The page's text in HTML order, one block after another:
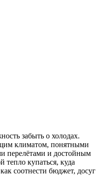
забыть о холодах.
климатом, понятными
перелётами и достойным
тепло купаться, куда
соотнести бюджет, досуг